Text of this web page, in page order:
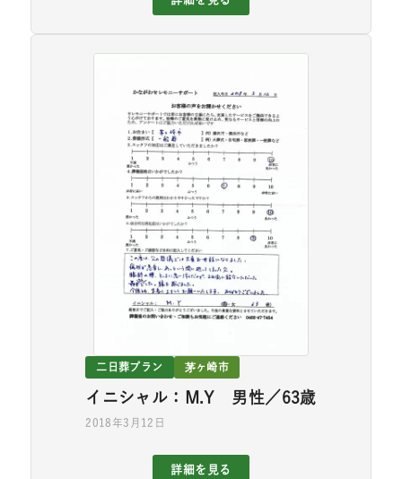
二日葬プラン 茅ヶ崎市
イニシャル：M.Y 男性／63歳
2018年3月12日
詳細を見る